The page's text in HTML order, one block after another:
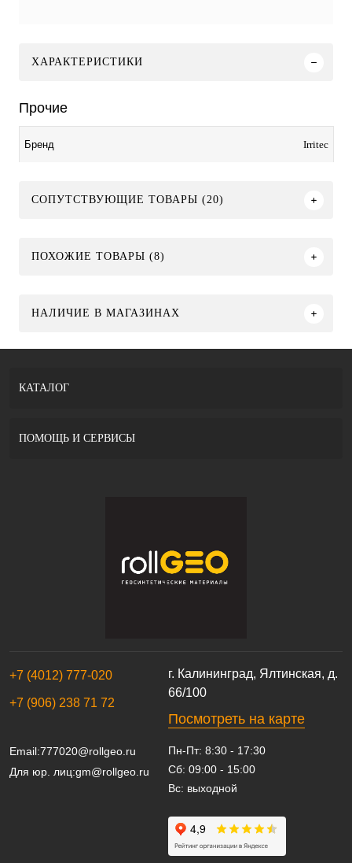
ХАРАКТЕРИСТИКИ
Прочие
Бренд Irritec
СОПУТСТВУЮЩИЕ ТОВАРЫ (20)
ПОХОЖИЕ ТОВАРЫ (8)
НАЛИЧИЕ В МАГАЗИНАХ
г. Калининград, Ялтинская, д.
66/100
Посмотреть на карте
+7 (4012) 777-020
+7 (906) 238 71 72
Email:777020@rollgeo.ru
Для юр. лиц:gm@rollgeo.ru
Пн-Пт: 8:30 - 17:30
Сб: 09:00 - 15:00
Вс: выходной
КАТАЛОГ
ПОМОЩЬ И СЕРВИСЫ